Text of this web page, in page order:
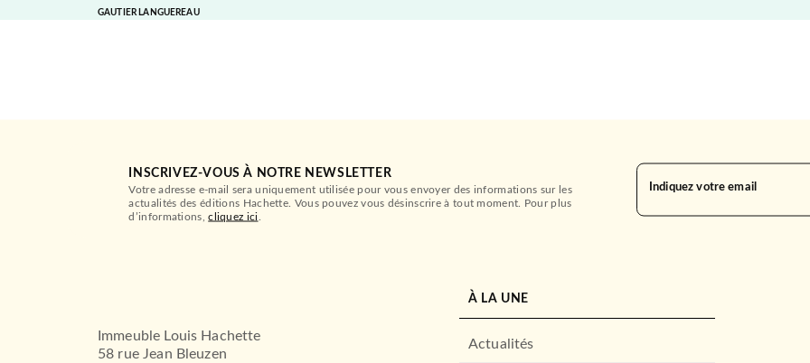
GAUTIER LANGUEREAU
INSCRIVEZ-VOUS À NOTRE NEWSLETTER
Votre adresse e-mail sera uniquement utilisée pour vous envoyer des informations sur les
actualités des éditions Hachette. Vous pouvez vous désinscrire à tout moment. Pour plus
d’informations,cliquez ici
Indiquez votre email
Immeuble Louis Hachette
58 rue Jean Bleuzen
À LA UNE
Actualités